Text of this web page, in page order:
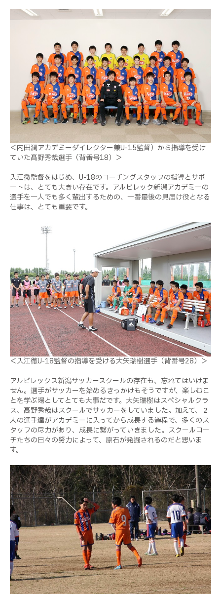
＜内田潤アカデミーダイレクター兼U-15監督）から指導を受け
ていた髙野秀哉選手（背番号18）＞
入江徹監督をはじめ、 U-18のコーチングスタッフの指導とサポ
ートは、とても大きい存在です。アルビレック新潟アカデミーの
選手を一人でも多く輩出するための、一番最後の見届け役となる
仕事は、とても重要です。
＜入江徹U-18監督の指導を受ける大矢瑞樹選手（背番号28）＞
アルビレックス新潟サッカースクールの存在も、忘れてはいけま
せん。選手がサッカーを始めるきっかけもそうですが、楽しむこ
とを学ぶ場としてとても大事だです。大矢瑞樹はスペシャルクラ
ス、髙野秀哉はスクールでサッカーをしていました。加えて、２
人の選手達がアカデミーに入ってから成長する過程で、多くのス
タッフの尽力があり、成長に繋がっていきました。スクールコー
チたちの日々の努力によって、原石が発掘されるのだと思いま
す。